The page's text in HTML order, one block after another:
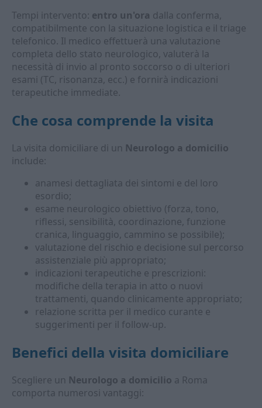
Tempi intervento: entro un'ora dalla conferma,
compatibilmente con la situazione logistica e il triage
telefonico. Il medico effettuerà una valutazione
completa dello stato neurologico, valuterà la
necessità di invio al pronto soccorso o di ulteriori
esami (TC, risonanza, ecc.) e fornirà indicazioni
terapeutiche immediate.
Che cosa comprende la visita
La visita domiciliare di un Neurologo a domicilio
include:
anamesi dettagliata dei sintomi e del loro
esordio;
esame neurologico obiettivo (forza, tono,
riflessi, sensibilità, coordinazione, funzione
cranica, linguaggio, cammino se possibile);
valutazione del rischio e decisione sul percorso
assistenziale più appropriato;
indicazioni terapeutiche e prescrizioni:
modifiche della terapia in atto o nuovi
trattamenti, quando clinicamente appropriato;
relazione scritta per il medico curante e
suggerimenti per il follow-up.
Benefici della visita domiciliare
Scegliere un Neurologo a domicilio a Roma
comporta numerosi vantaggi: